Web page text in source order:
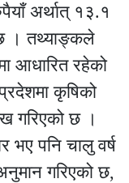
अर्थात् १३.१
। तथ्याङ्कले
आधारित रहेको
कृषिको
गरिएको छ ।
भए पनि चालु वर्ष
गरिएको छ,